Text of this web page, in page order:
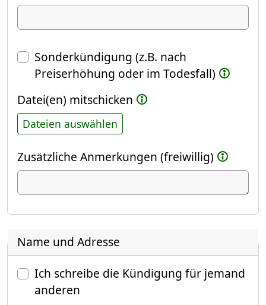
Datum
Sonderkündigung (z.B. nach
Preiserhöhung oder im Todesfall)
Datei(en) mitschicken
Dateien auswählen
Zusätzliche Anmerkungen (freiwillig)
Name und Adresse
Ich schreibe die Kündigung für jemand
anderen